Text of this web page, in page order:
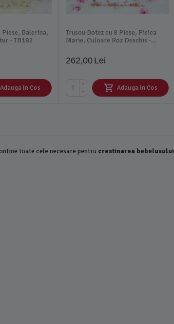
Piese, Balerina,
- TB182
Adauga in Cos
Trusou Botez cu 8 Piese, Pisica
Marie, Culoare Roz Deschis -
262,00 Lei
+
−
Adauga in Cos
toate cele necesare pentru crestinarea bebelusului